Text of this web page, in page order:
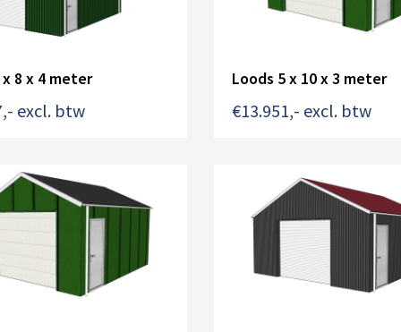
8 x 4 meter
,- excl. btw
Loods 5 x 10 x 3 meter
€13.951,- excl. btw